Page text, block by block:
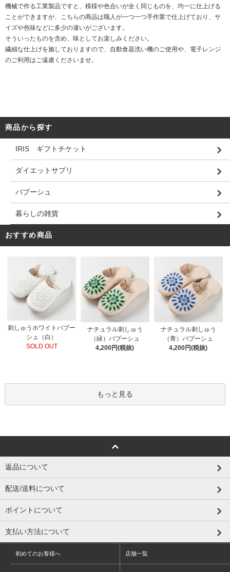
機械で作る工業製品ですと、模様や色合いが全く同じものを、均一に仕上げる
ことができますが、こちらの商品は職人が一つ一つ手作業で仕上げており、サ
イズや色味などに多少の違いがございます。
そういったものを含め、味としてお楽しみください。
繊細な仕上げを施しておりますので、自動食器洗い機のご使用や、電子レンジ
のご利用はご遠慮くださいませ。
商品から探す
IRIS ギフトチケット
ダイエットサプリ
バブーシュ
暮らしの雑貨
おすすめ商品
刺しゅうホワイトバブー
シュ（白）
SOLD OUT
ナチュラル刺しゅう
（緑）バブーシュ
4,200円(税抜)
ナチュラル刺しゅう
（青）バブーシュ
4,200円(税抜)
もっと見る
返品について
配送/送料について
ポイントについて
支払い方法について
初めてのお客様へ 店舗一覧